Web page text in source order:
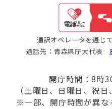
通訳オペレータを通じ
通話先：青森県庁大代表
開庁時間：8時
（土曜日、日曜日、祝
※一部、開庁時間が異な